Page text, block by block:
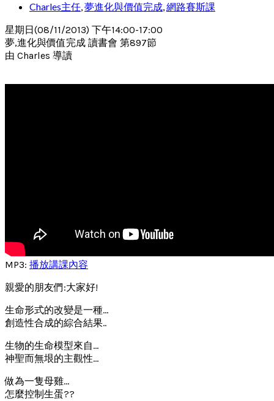
Charles主任,夢進化與價值完成,網路賽斯課
星期日(08/11/2013) 下午14:00-17:00
夢,進化與價值完成 讀書會 第897節
由 Charles 導讀
MP3: 播放講課內容
親愛的朋友們:大家好!
生命形式的改變是一種…
創造性合成的綜合結果..
生物的生命模型來自…
神聖而無垠的主觀性…
做為一隻母雞…
怎麼控制生蛋??